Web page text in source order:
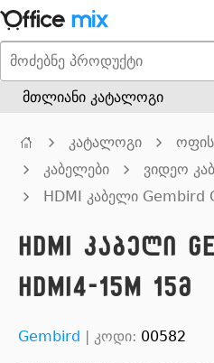
მთლიანი კატალოგი
კატალოგი
კაბელები
ვიდეო
HDMI კაბელი Gembird
HDMI კაბელი
HDMI4-15M 15მ
Gembird | კოდი: 00582